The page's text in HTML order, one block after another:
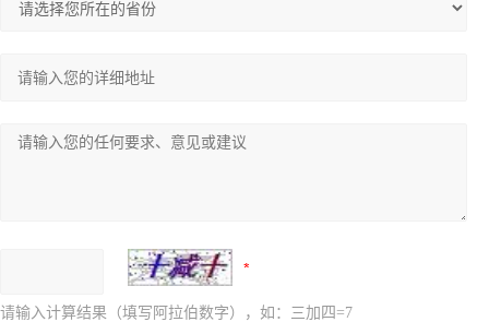
请输入计算结果（填写阿拉伯数字），如：三加四=7